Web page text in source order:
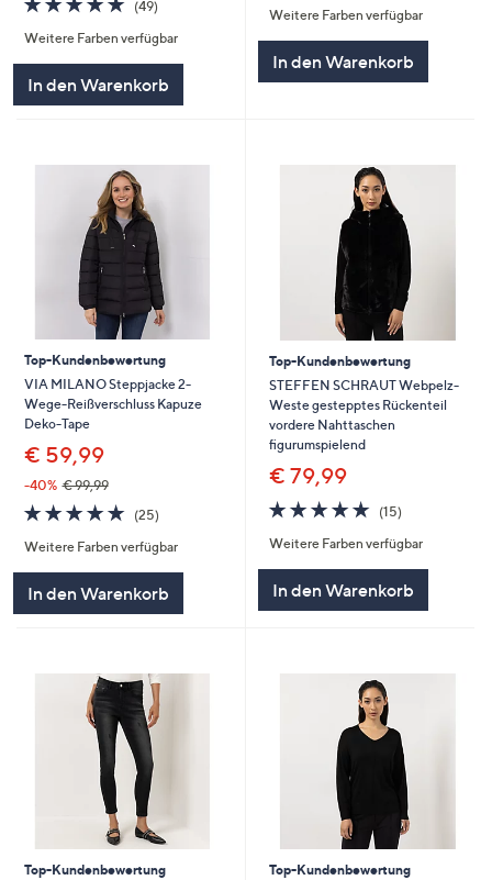
von
5
(49)
Weitere Farben verfügbar
In den Warenkorb
5
Weitere Farben verfügbar
In den Warenkorb
Top-Kundenbewertung
VIA MILANO Steppjacke 2-
Wege-Reißverschluss Kapuze
Deko-Tape
€ 59,99
-40% € 99,99
4.8
von
5
(25)25
Weitere Farben verfügbar
In den Warenkorb
Top-Kundenbewertung
STEFFEN SCHRAUT Webpelz-
Weste gestepptes Rückenteil
vordere Nahttaschen
figurumspielend
€ 79,99
4.7
von
5
(15)15
Weitere Farben verfügbar
In den Warenkorb
Top-Kundenbewertung
Top-Kundenbewertung